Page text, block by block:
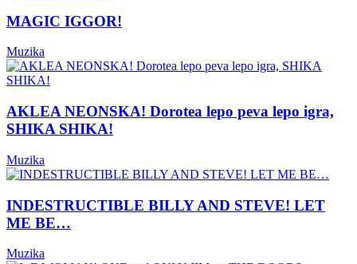
MAGIC IGGOR!
Muzika
AKLEA NEONSKA! Dorotea lepo peva lepo igra,
SHIKA SHIKA!
Muzika
INDESTRUCTIBLE BILLY AND STEVE! LET
ME BE…
Muzika